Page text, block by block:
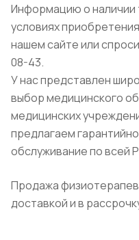
Информацию о наличии
условиях
нашем сайте или
08-43.
У нас представлен
выбор медицинского
медицинских
предлагаем
обслуживание по всей
Продажа
доставкой и в